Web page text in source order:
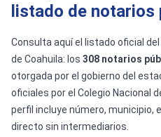
listado de notarios
Consulta aquí el listado oficial
de Coahuila: los 308 notarios
otorgada por el gobierno del
oficiales por el Colegio Nacional
perfil incluye número, municipio,
directo sin intermediarios.